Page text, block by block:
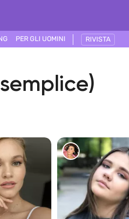
PER GLI UOMINI RIVISTA